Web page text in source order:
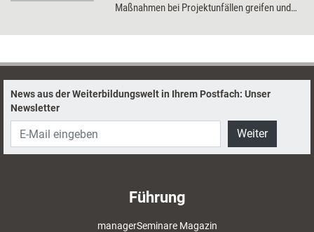
Maßnahmen bei Projektunfällen greifen und
müssen.
News aus der Weiterbildungswelt in Ihrem Postfach: Unser
Newsletter
Weiter
Führung
managerSeminare Magazin